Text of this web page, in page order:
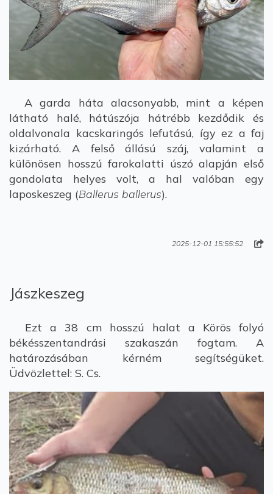
A garda háta alacsonyabb, mint a képen
látható halé, hátúszója hátrébb kezdődik és
oldalvonala kacskaringós lefutású, így ez a faj
kizárható. A felső állású száj, valamint a
különösen hosszú farokalatti úszó alapján első
gondolata helyes volt, a hal valóban egy
laposkeszeg (Ballerus ballerus).
2025-12-01 15:55:52
Jászkeszeg
Ezt a 38 cm hosszú halat a Körös folyó
békésszentandrási szakaszán fogtam. A
határozásában kérném segítségüket.
Üdvözlettel: S. Cs.